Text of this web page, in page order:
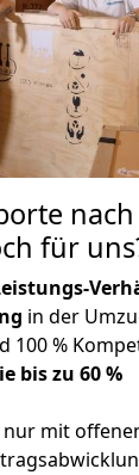
nach
für
in der
100 %
bis zu 60 %
mit